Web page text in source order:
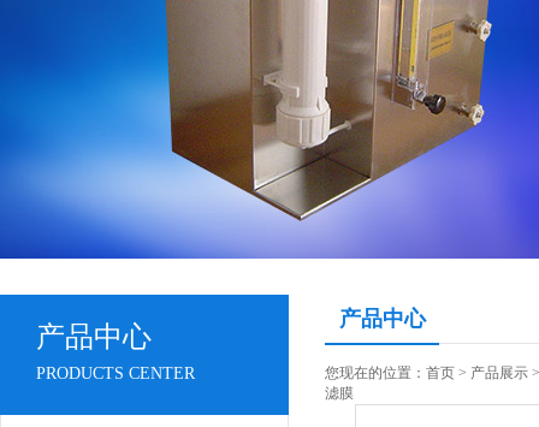
产品中心
PRODUCTS CENTER
产品中心
您现在的位置： 首页 > 产品展示
滤膜